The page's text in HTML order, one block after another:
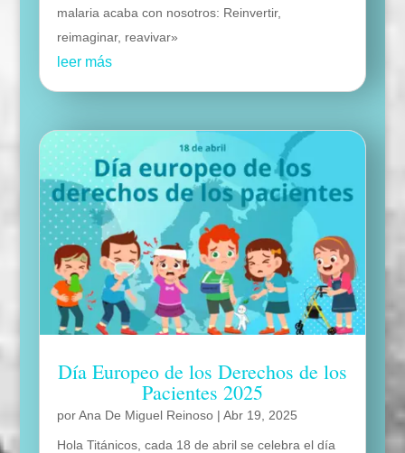
malaria acaba con nosotros: Reinvertir,
reimaginar, reavivar»
leer más
Día Europeo de los Derechos de los
Pacientes 2025
porAna De Miguel Reinoso| Abr 19, 2025
Hola Titánicos, cada 18 de abril se celebra el día